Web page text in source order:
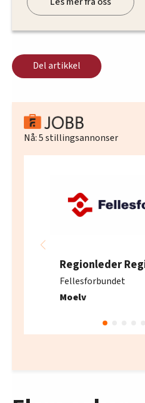
Del artikkel
Nå:5stillingsannonser
Regionleder
Fellesforbundet
Moelv